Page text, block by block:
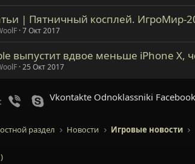
| Пятничный косплей. ИгроМир-
7 Окт 2017
выпустит вдвое меньше iPhone X,
25 Окт 2017
Vkontakte Odnoklassniki Facebook
ViberSkype
раздел Новости Игровые новости